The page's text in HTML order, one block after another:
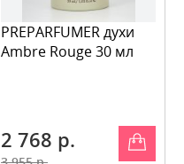
PREPARFUMER духи
Аmbre Rouge 30 мл
2 768 р.